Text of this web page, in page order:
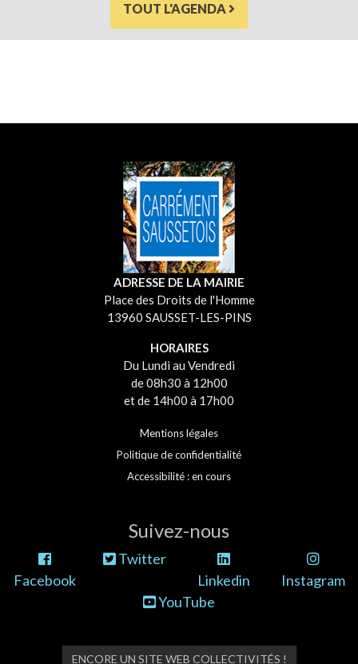
TOUT L'AGENDA
ADRESSE DE LA MAIRIE
Place des Droits de l'Homme
13960 SAUSSET-LES-PINS
HORAIRES
Du Lundi au Vendredi
de 08h30 à 12h00
et de 14h00 à 17h00
Mentions légales
Politique de confidentialité
Accessibilité : en cours
Suivez-nous
Facebook
Twitter
Linkedin
Instagram
YouTube
ENCORE UN SITE WEB COLLECTIVITÉS !